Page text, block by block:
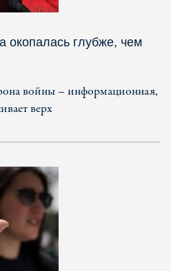
окопалась глубже, чем
войны – информационная,
верх